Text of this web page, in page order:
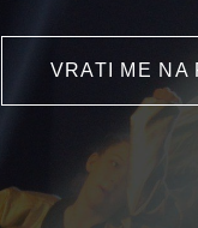
VRATI ME NA